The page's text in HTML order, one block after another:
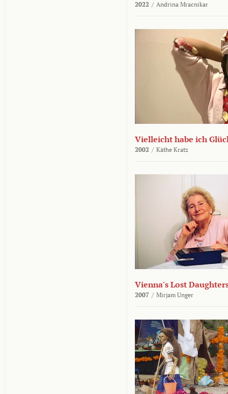
2022 / Andrina Mracnikar
Vielleicht habe ich
2002 / Käthe Kratz
Vienna's Lost
2007 / Mirjam Unger